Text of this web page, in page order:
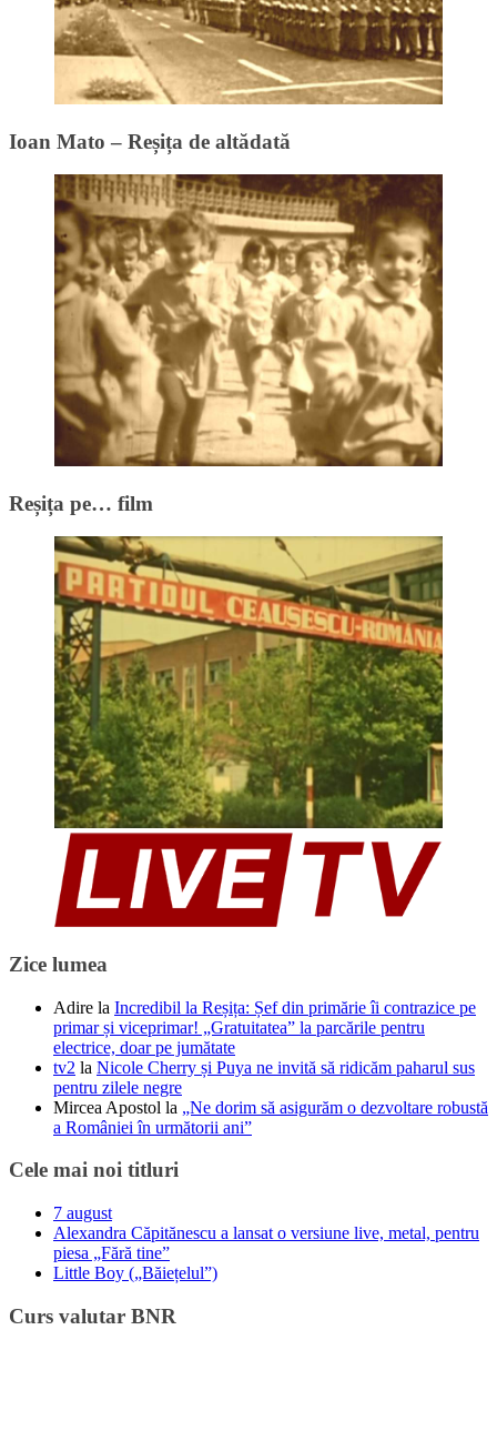
Ioan Mato – Reșița de altădată
Reșița pe… film
Zice lumea
Adire la Incredibil la Reșița: Șef din primărie îi contrazice pe
primar și viceprimar! „Gratuitatea” la parcările pentru
electrice, doar pe jumătate
tv2 la Nicole Cherry și Puya ne invită să ridicăm paharul sus
pentru zilele negre
Mircea Apostol la „Ne dorim să asigurăm o dezvoltare robustă
a României în următorii ani”
Cele mai noi titluri
7 august
Alexandra Căpitănescu a lansat o versiune live, metal, pentru
piesa „Fără tine”
Little Boy („Băiețelul”)
Curs valutar BNR